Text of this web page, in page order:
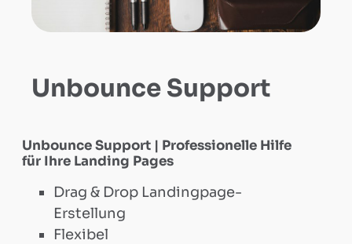
Unbounce Support
Unbounce Support | Professionelle Hilfe
für Ihre Landing Pages
Drag & Drop Landingpage-
Erstellung
Flexibel
Tool
RRCN
Elementor
Support